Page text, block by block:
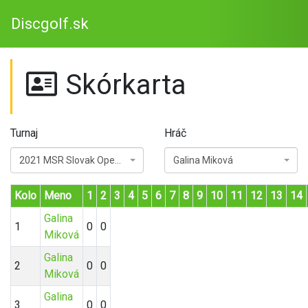
Discgolf.sk
Skórkarta
Turnaj Hráč
Galina Miková
Kolo Meno 1 2 3 4 5 6 7 8 9 10 11 12 13 14
1
Galina
Miková
0 0
2
Galina
Miková
0 0
3
Galina
0 0